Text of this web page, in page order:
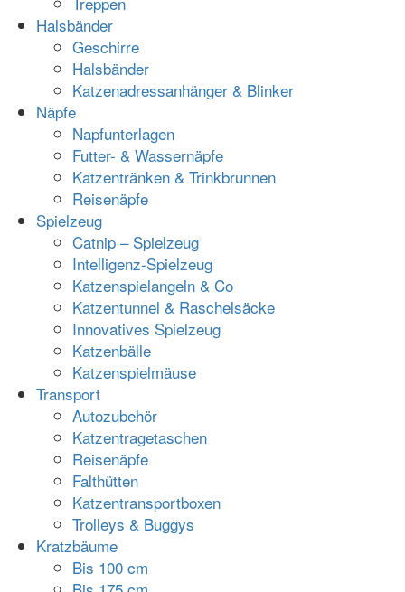
Halsbänder
Geschirre
Halsbänder
Katzenadressanhänger & Blinker
Näpfe
Napfunterlagen
Futter- & Wassernäpfe
Katzentränken & Trinkbrunnen
Reisenäpfe
Spielzeug
Catnip – Spielzeug
Intelligenz-Spielzeug
Katzenspielangeln & Co
Katzentunnel & Raschelsäcke
Innovatives Spielzeug
Katzenbälle
Katzenspielmäuse
Transport
Autozubehör
Katzentragetaschen
Reisenäpfe
Falthütten
Katzentransportboxen
Trolleys & Buggys
Kratzbäume
Bis 100 cm